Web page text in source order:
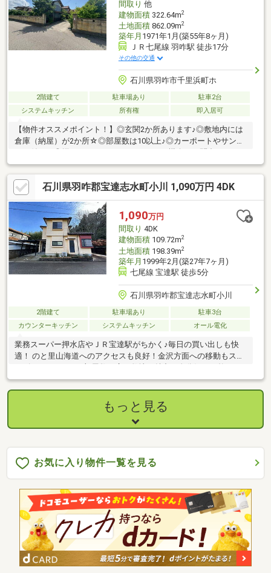
間取り 他
建物面積322.64m2
土地面積862.09m2
築年月 1971年1月(築55年8ヶ月)
ＪＲ七尾線 羽咋駅 徒歩17分
その他の交通
石川県羽咋市千里浜町ホ
2階建て 駐車場あり
駐車2台
システムキッチン
所有権 即入居可
【物件オススメポイント！】◎玄関2か所あります♪◎敷地内には
倉庫（納屋）が2か所☆◎部屋数は10以上♪◎カーポートやサンル
い♪--------見学予約受付中--------営業時間10時～18時（定休日：水
曜日）この時間帯はお電話でのお問い合わせがスムーズに対応で
きます。お問い合わせは【フリーダイヤル：0800ー816ー7141】
石川県羽咋郡宝達志水町小川 1,090万円 4DK
1,090万円
間取り 4DK
建物面積109.72m2
土地面積198.39m2
築年月 1999年2月(築27年7ヶ月)
七尾線 宝達駅 徒歩5分
石川県羽咋郡宝達志水町小川
2階建て 駐車場あり
駐車3台
カウンターキッチン
システムキッチン オール電化
業務スーパー押水店やＪＲ宝達駅がちかく♪毎日の買い出しも快
適！ のと里山海道へのアクセスも良好！金沢方面への移動もスム
中古住宅！
もっと見る
お気に入り物件一覧を見る